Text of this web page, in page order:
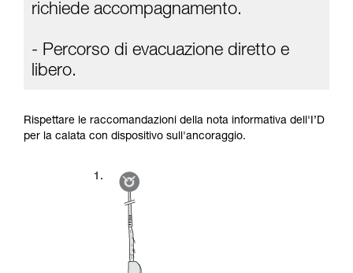
richiede accompagnamento.
- Percorso di evacuazione diretto e
libero.
Rispettare le raccomandazioni della nota informativa dell'I’D
per la calata con dispositivo sull'ancoraggio.